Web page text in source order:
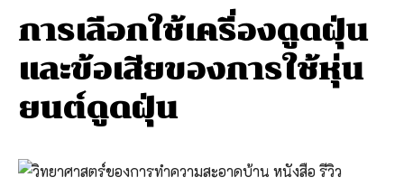
การเลือกใช้เครื่องดูดฝุ่น
และข้อเสียของการใช้หุ่น
ยนต์ดูดฝุ่น